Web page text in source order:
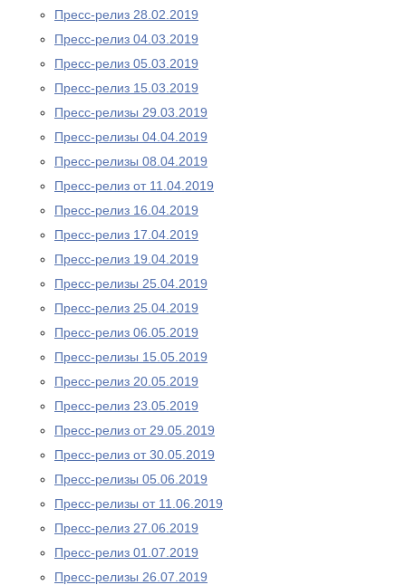
Пресс-релиз 28.02.2019
Пресс-релиз 04.03.2019
Пресс-релиз 05.03.2019
Пресс-релиз 15.03.2019
Пресс-релизы 29.03.2019
Пресс-релизы 04.04.2019
Пресс-релизы 08.04.2019
Пресс-релиз от 11.04.2019
Пресс-релиз 16.04.2019
Пресс-релиз 17.04.2019
Пресс-релиз 19.04.2019
Пресс-релизы 25.04.2019
Пресс-релиз 25.04.2019
Пресс-релиз 06.05.2019
Пресс-релизы 15.05.2019
Пресс-релиз 20.05.2019
Пресс-релиз 23.05.2019
Пресс-релиз от 29.05.2019
Пресс-релиз от 30.05.2019
Пресс-релизы 05.06.2019
Пресс-релизы от 11.06.2019
Пресс-релиз 27.06.2019
Пресс-релиз 01.07.2019
Пресс-релизы 26.07.2019